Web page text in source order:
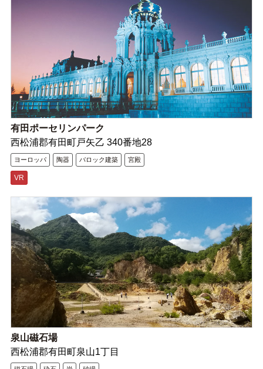
有田ポーセリンパーク
西松浦郡有田町戸矢乙 340番地28
ヨーロッパ 陶器 バロック建築 宮殿
VR
泉山磁石場
西松浦郡有田町泉山1丁目